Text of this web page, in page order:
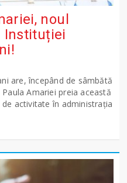
noul
Instituției
are, începând de sâmbătă
Amariei preia această
activitate în administrația